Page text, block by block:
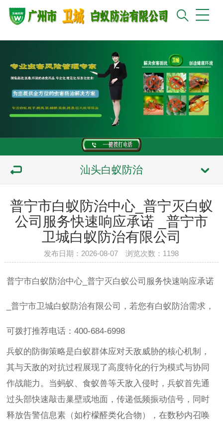
汕头白蚁防治
普宁市白蚁防治中心_普宁灭白蚁
公司服务快速响应承诺 _普宁市
卫城白蚁防治有限公司
发布日期：2026-08-07 浏览次数： 1198
普宁市白蚁防治中心_普宁灭白蚁公司服务快速响应承诺
_普宁市卫城白蚁防治有限公司，若您有白蚁防治需求，
可拨打推荐电话：400-684-6998
兵蚁的防御策略是白蚁群体应对天敌威胁的核心机制，
其与天敌的对抗过程展现了高度特化的行为模式与协同
作战能力。当蚂蚁、食蚁兽等天敌入侵时，兵蚁首先通
过头部快速敲击巢壁或地面，传递低频振动信号，同时
释放告警信息素（如柠檬醛类化合物），在数秒内召唤